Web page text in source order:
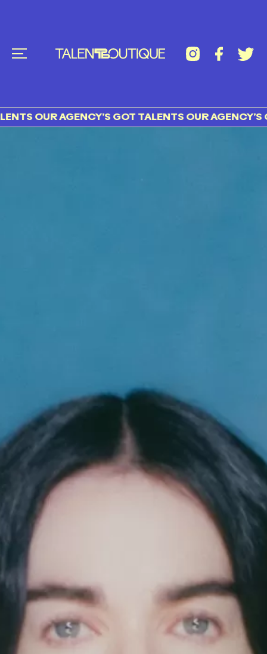
OUR AGENCY’S GOT TALENTS OUR AGENCY’S